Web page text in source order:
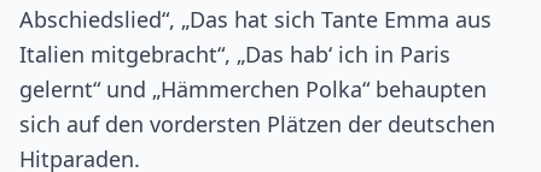
Abschiedslied“, „Das hat sich Tante Emma aus
Italien mitgebracht“, „Das hab‘ ich in Paris
gelernt“ und „Hämmerchen Polka“ behaupten
sich auf den vordersten Plätzen der deutschen
Hitparaden.